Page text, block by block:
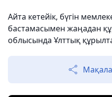
Айта кетейік, бүгін
бастамасымен жаңадан
облысында Ұлттық